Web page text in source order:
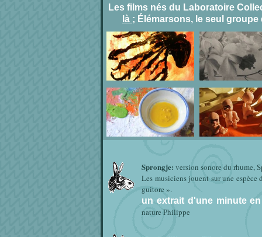
Les films nés du Laboratoire
là ; Élémarsons, le seul
Sprongje:version sonore du rhume,
Les musiciens jouent sur une
guitore ».
un extrait d'une minute
nature Philippe